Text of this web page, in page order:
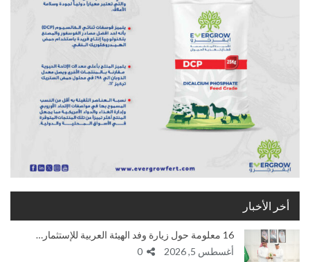
أخر الأخبار
16 معلومة حول زيارة وفد الهيئة العربية للإستثمار…
أغسطس 5, 2026